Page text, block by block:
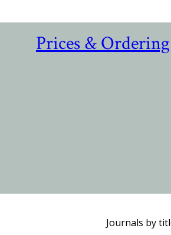
Prices & Ordering
Journals by